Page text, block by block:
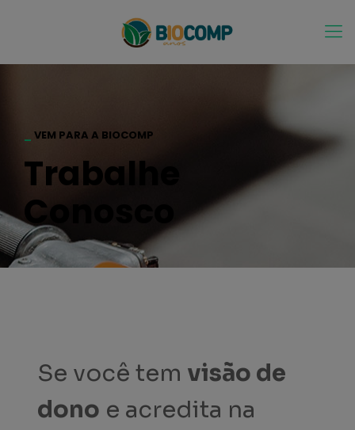
VEM PARA A BIOCOMP
Trabalhe
Conosco
Se você tem visão de
dono e acredita na